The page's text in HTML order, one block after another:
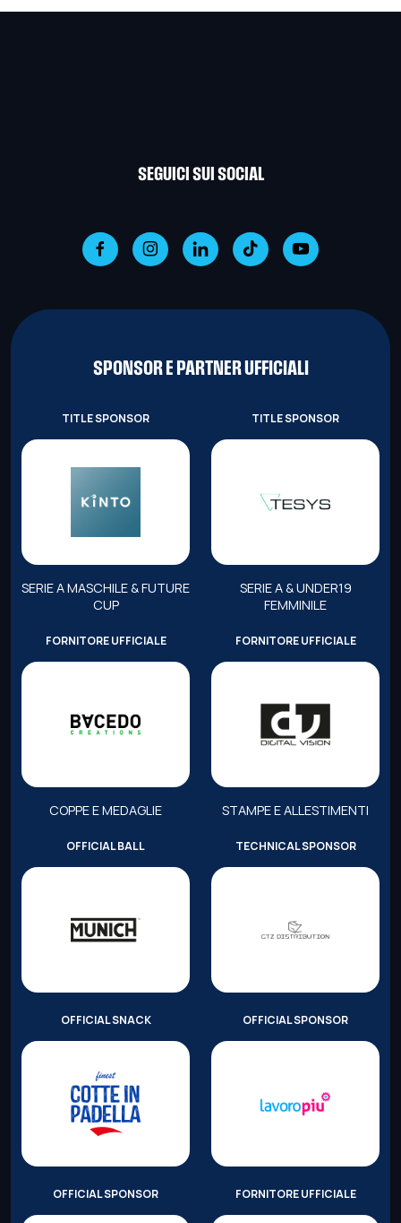
SEGUICI SUI SOCIAL
SPONSOR E PARTNER UFFICIALI
TITLE SPONSOR
SERIE A MASCHILE & FUTURE
CUP
TITLE SPONSOR
SERIE A & UNDER19
FEMMINILE
FORNITORE UFFICIALE
COPPE E MEDAGLIE
FORNITORE UFFICIALE
STAMPE E ALLESTIMENTI
OFFICIAL BALL TECHNICAL SPONSOR
OFFICIAL SNACK OFFICIAL SPONSOR
OFFICIAL SPONSOR FORNITORE UFFICIALE